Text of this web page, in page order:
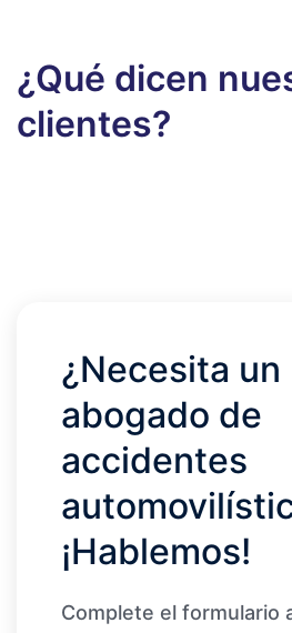
¿Qué dicen
clientes?
¿Necesita un
abogado de
accidentes
¡Hablemos!
Complete el formulario